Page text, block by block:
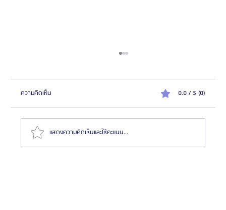
ความคิดเห็น 0.0 / 5 (0)
แสดงความคิดเห็นและให้คะแนน...